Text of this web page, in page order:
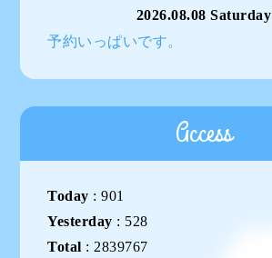
2026.08.08 Saturday
予約いっぱいです。
Access
Today :901
Yesterday : 528
Total : 2839767